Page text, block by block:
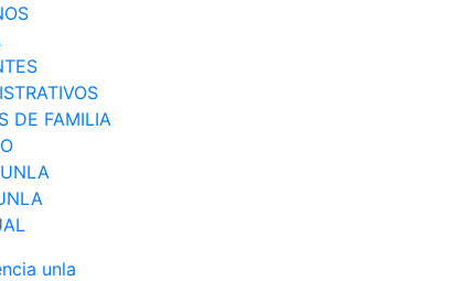
DE FAMILIA
unla